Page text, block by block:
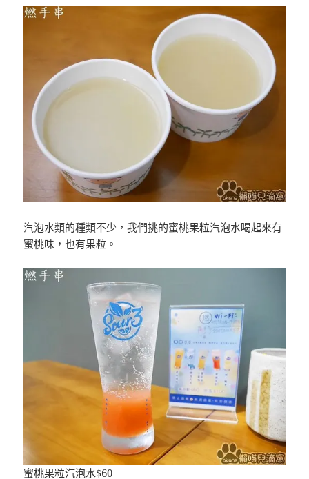
汽泡水類的種類不少，我們挑的蜜桃果粒汽泡水喝起來有
蜜桃味，也有果粒。
蜜桃果粒汽泡水$60